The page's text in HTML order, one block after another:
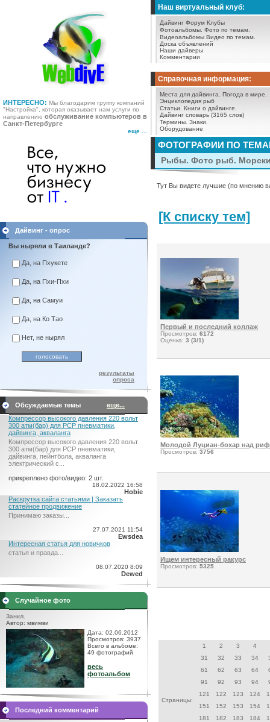
ИНТЕРЕСНО: Мы благодарим группу компаний
"Настройка", которая оказывает нам услуги по
направлению обслуживание компьютеров в
Санкт-Петербурге
еще ...
Наш виртуальный клуб:
Дайвинг Форум Клубы
Фотоальбомы. Фото по темам.
Видеоальбомы Видео по темам.
Доска объявлений
Наши дайверы
Комментарии
Справочная информация:
Места для дайвинга.
Погода в мире.
Энциклопедия рыб
Статьи.
Книги о дайвинге.
Дайвинг словарь (3165 слов)
Термины. Знаки.
Оборудование
Дайвинг - опрос
Вы ныряли в Таиланде?
Да, на Пхукете
Да, на Пхи-Пхи
Да, на Самуи
Да, на Ко Тао
Нет, не нырял
результаты
опроса
Обсуждаемые темы
еще...
Компрессор высокого давления 220 вольт
300 атм(бар) для PCP пневматики,
дайвинга, акваланга
Компрессор высокого давления 220 вольт
300 атм(бар) для PCP пневматики,
дайвинга, пейнтбола, акваланга
электрический c...
прикреплено фото/видео: 2 шт.
18.02.2022 16:58
Hobie
Раскрутка сайта статьями | Заказать
статейное продвижение
Принимаю заказы...
27.07.2021 11:54
Ewsdea
Интересная статья для новичков
статья и правда...
08.07.2020 8:09
Dewed
Случайное фото
Занкл.
Автор: мвимви
Дата: 02.06.2012
Просмотров: 3937
Всего в альбоме:
49 фотографий
весь
фотоальбом
Последний комментарий
ФОТОГРАФИИ ПО
Рыбы. Фото рыб.
Тут Вы видете лучшие (по мнению
[К списку тем]
Первый и последний коллаж
Просмотров: 6172
Оценка: 3 (3/1)
Молодой Луциан-бохар над
Просмотров: 3756
Ищем интересный ракурс
Просмотров: 5325
Страницы:
1 2 3
4
31
32 33 34
61
62 63 64
91
92 93 94
121
122 123 124
151
152 153 154
181
182 183 184